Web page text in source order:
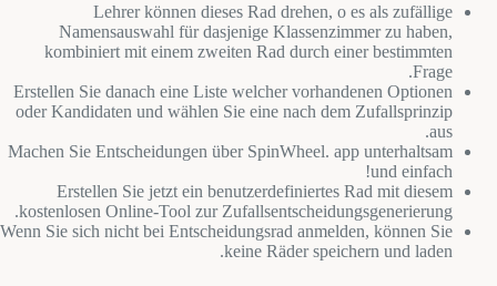
Lehrer können dieses Rad drehen, o es als zufällige
Namensauswahl für dasjenige Klassenzimmer zu haben,
kombiniert mit einem zweiten Rad durch einer bestimmten
Frage.
Erstellen Sie danach eine Liste welcher vorhandenen Optionen
oder Kandidaten und wählen Sie eine nach dem Zufallsprinzip
aus.
Machen Sie Entscheidungen über SpinWheel. app unterhaltsam
und einfach!
Erstellen Sie jetzt ein benutzerdefiniertes Rad mit diesem
kostenlosen Online-Tool zur Zufallsentscheidungsgenerierung.
Wenn Sie sich nicht bei Entscheidungsrad anmelden, können Sie
keine Räder speichern und laden.